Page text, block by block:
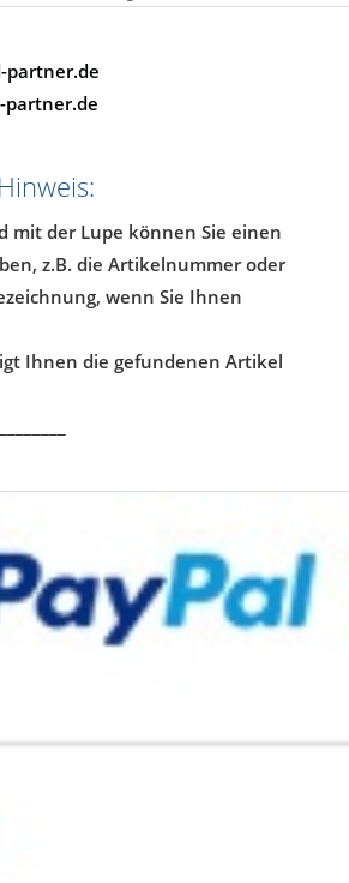
partner.de
mit der Lupe können Sie einen
z.B. die Artikelnummer oder
wenn Sie Ihnen
Ihnen die gefundenen Artikel